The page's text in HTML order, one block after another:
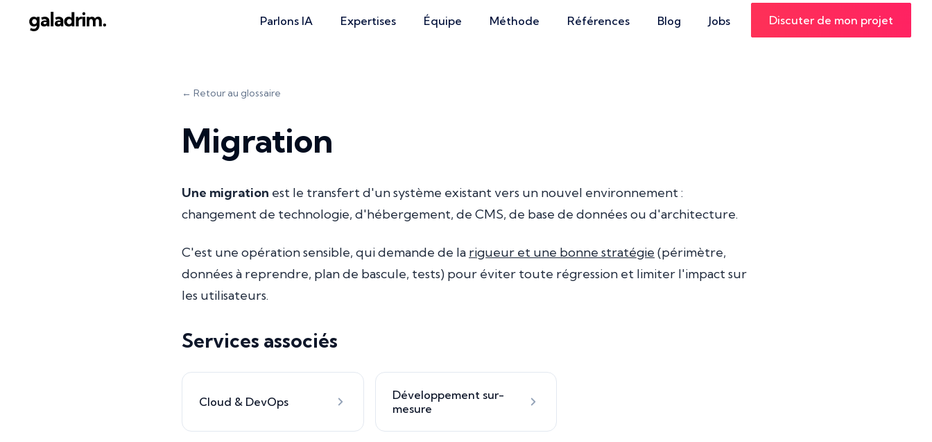
Parlons IA Expertises Équipe Méthode Références Blog Jobs Discuter de mon projet
← Retour au glossaire
Migration
Une migration est le transfert d'un système existant vers un nouvel environnement :
changement de technologie, d'hébergement, de CMS, de base de données ou d'architecture.
C'est une opération sensible, qui demande de la rigueur et une bonne stratégie (périmètre,
données à reprendre, plan de bascule, tests) pour éviter toute régression et limiter l'impact sur
les utilisateurs.
Services associés
Cloud & DevOps
Développement sur-
mesure